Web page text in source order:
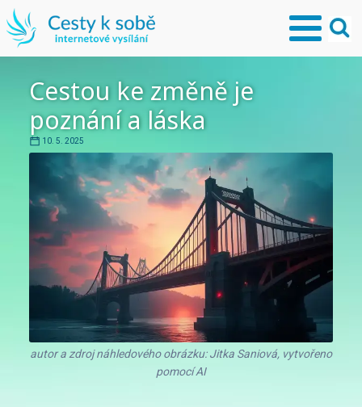
Cestou ke změně je
poznání a láska
10. 5. 2025
autor a zdroj náhledového obrázku: Jitka Saniová, vytvořeno
pomocí AI